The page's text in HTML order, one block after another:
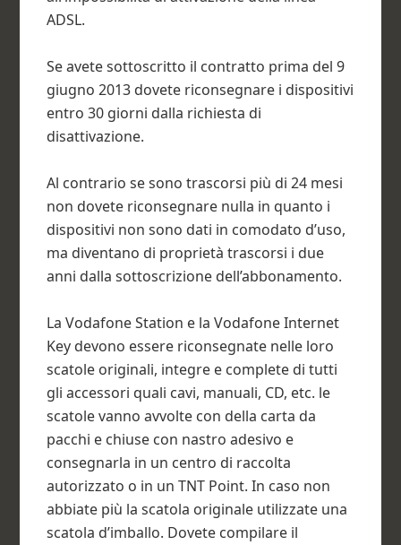
ADSL.
Se avete sottoscritto il contratto prima del 9
giugno 2013 dovete riconsegnare i dispositivi
entro 30 giorni dalla richiesta di
disattivazione.
Al contrario se sono trascorsi più di 24 mesi
non dovete riconsegnare nulla in quanto i
dispositivi non sono dati in comodato d’uso,
ma diventano di proprietà trascorsi i due
anni dalla sottoscrizione dell’abbonamento.
La Vodafone Station e la Vodafone Internet
Key devono essere riconsegnate nelle loro
scatole originali, integre e complete di tutti
gli accessori quali cavi, manuali, CD, etc. le
scatole vanno avvolte con della carta da
pacchi e chiuse con nastro adesivo e
consegnarla in un centro di raccolta
autorizzato o in un TNT Point. In caso non
abbiate più la scatola originale utilizzate una
scatola d’imballo. Dovete compilare il